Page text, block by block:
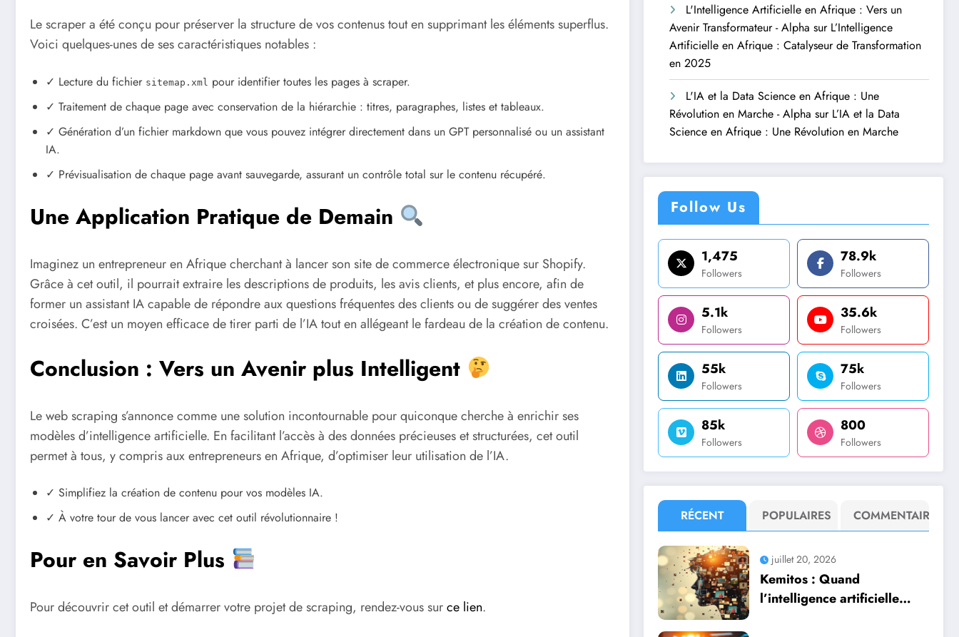
Le scraper a été conçu pour préserver la structure de vos contenus tout en supprimant les éléments superflus.
Voici quelques-unes de ses caractéristiques notables :
✓ Lecture du fichier sitemap.xml pour identifier toutes les pages à scraper.
✓ Traitement de chaque page avec conservation de la hiérarchie : titres, paragraphes, listes et tableaux.
✓ Génération d’un fichier markdown que vous pouvez intégrer directement dans un GPT personnalisé ou un assistant
IA.
✓ Prévisualisation de chaque page avant sauvegarde, assurant un contrôle total sur le contenu récupéré.
Une Application Pratique de Demain
Imaginez un entrepreneur en Afrique cherchant à lancer son site de commerce électronique sur Shopify.
Grâce à cet outil, il pourrait extraire les descriptions de produits, les avis clients, et plus encore, afin de
former un assistant IA capable de répondre aux questions fréquentes des clients ou de suggérer des ventes
croisées. C’est un moyen efficace de tirer parti de l’IA tout en allégeant le fardeau de la création de contenu.
Conclusion : Vers un Avenir plus Intelligent
Le web scraping s’annonce comme une solution incontournable pour quiconque cherche à enrichir ses
modèles d’intelligence artificielle. En facilitant l’accès à des données précieuses et structurées, cet outil
permet à tous, y compris aux entrepreneurs en Afrique, d’optimiser leur utilisation de l’IA.
✓ Simplifiez la création de contenu pour vos modèles IA.
✓ À votre tour de vous lancer avec cet outil révolutionnaire !
Pour en Savoir Plus
Pour découvrir cet outil et démarrer votre projet de scraping, rendez-vous surce lien.
L'Intelligence Artificielle en Afrique : Vers un
Avenir Transformateur - Alpha sur L’Intelligence
Artificielle en Afrique : Catalyseur de Transformation
en 2025
L'IA et la Data Science en Afrique : Une
Révolution en Marche - Alpha sur L’IA et la Data
Science en Afrique : Une Révolution en Marche
Follow Us
1,475
Followers
78.9k
Followers
5.1k
Followers
35.6k
Followers
55k
Followers
75k
Followers
85k
Followers
800
Followers
RÉCENT POPULAIRES COMMENTAIRE
juillet 20, 2026
Kemitos : Quand
l’intelligence artificielle